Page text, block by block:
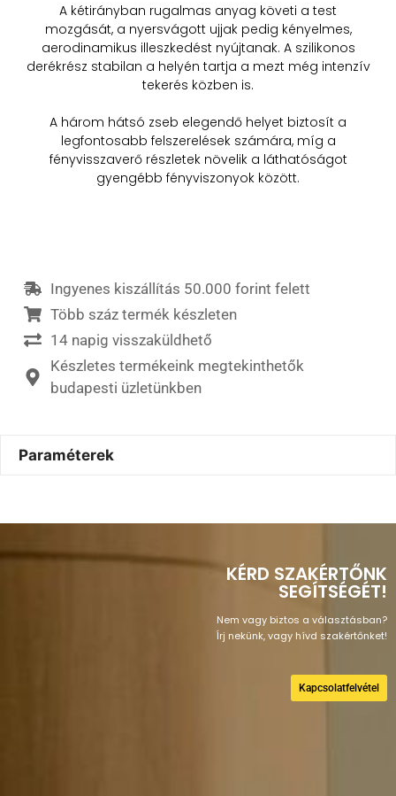
A kétirányban rugalmas anyag követi a test
mozgását, a nyersvágott ujjak pedig kényelmes,
aerodinamikus illeszkedést nyújtanak. A szilikonos
derékrész stabilan a helyén tartja a mezt még intenzív
tekerés közben is.
A három hátsó zseb elegendő helyet biztosít a
legfontosabb felszerelések számára, míg a
fényvisszaverő részletek növelik a láthatóságot
gyengébb fényviszonyok között.
Ingyenes kiszállítás 50.000 forint felett
Több száz termék készleten
14 napig visszaküldhető
Készletes termékeink megtekinthetők
budapesti üzletünkben
Paraméterek
KÉRD SZAKÉRTŐNK
SEGÍTSÉGÉT!
Nem vagy biztos a választásban?
Írj nekünk, vagy hívd szakértőnket!
Kapcsolatfelvétel